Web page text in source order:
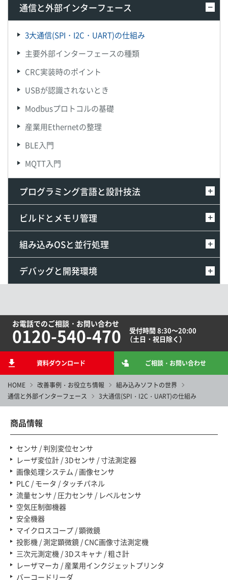
HOME 改善事例・お役立ち情報
組み込みソフトの世界
通信と外部インターフェース
3大通信(SPI・I2C・UART)の仕組み
通信と外部インターフェース
3大通信(SPI・I2C・UART)の仕組み
主要外部インターフェースの種類
CRC実装時のポイント
USBが認識されないとき
Modbusプロトコルの基礎
産業用Ethernetの整理
BLE入門
MQTT入門
プログラミング言語と設計技法
ビルドとメモリ管理
組み込みOSと並行処理
デバッグと開発環境
お電話でのご相談・お問い合わせ
0120-540-470
受付時間 8:30～20:00
（土日・祝日除く）
資料ダウンロード ご相談・お問い合わせ
商品情報
センサ / 判別変位センサ
レーザ変位計 / 3Dセンサ / 寸法測定器
画像処理システム / 画像センサ
PLC / モータ / タッチパネル
流量センサ / 圧力センサ / レベルセンサ
空気圧制御機器
安全機器
マイクロスコープ / 顕微鏡
投影機 / 測定顕微鏡 / CNC画像寸法測定機
三次元測定機 / 3Dスキャナ / 粗さ計
レーザマーカ / 産業用インクジェットプリンタ
バーコードリーダ